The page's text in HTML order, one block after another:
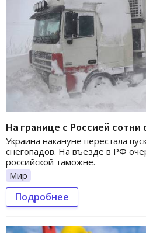
На границе с Россией сотни
Украина накануне перестала
снегопадов. На въезде в РФ
российской таможне.
Мир
Подробнее